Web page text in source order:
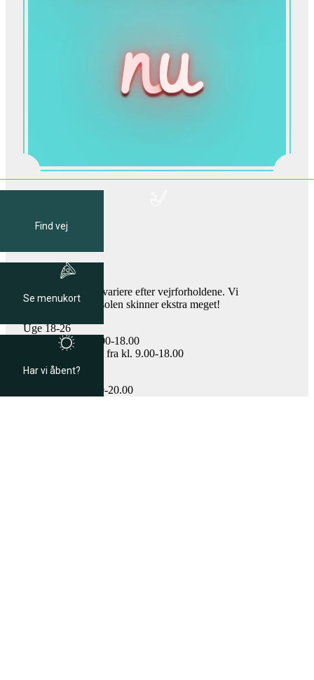
Find vej
Se menukort
Har vi åbent?
nu
strand
Åbningstider
Åbningstider kan variere efter vejrforholdene. Vi
åbner ekstra hvis solen skinner ekstra meget!
Uge 18-26
Fredag fra kl. 15.00-18.00
Lørdag og søndag fra kl. 9.00-18.00
Uge 27-32
alle dage kl. 09.00-20.00